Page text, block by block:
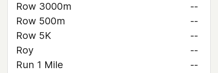
Row 3000m
--
Row 500m
--
Row 5K
--
Roy
--
Run 1 Mile
--